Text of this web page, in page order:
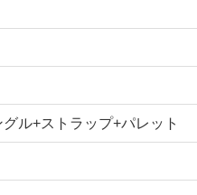
ル+ストラップ+パレット